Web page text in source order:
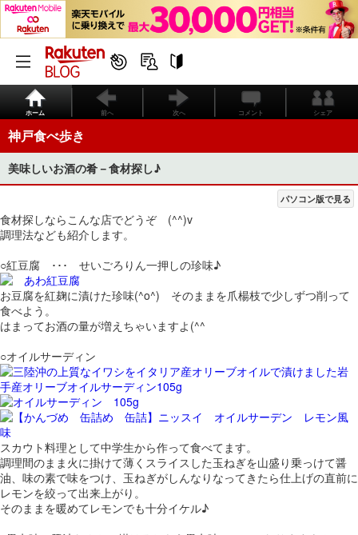
ホーム 前へ 次へ コメント シェア
神戸食べ歩き
美味しいお酒の肴－食材探し♪
パソコン版で見る
食材探しならこんな店でどうぞ (^^)v
調理法なども紹介します。
○紅豆腐 ･･･ せいごろりん一押しの珍味♪
お豆腐を紅麹に漬けた珍味(^o^) そのままを爪楊枝で少しずつ削って
食べよう。
はまってお酒の量が増えちゃいますよ(^^ゞ
○オイルサーディン
スカウト料理として中学生から作って食べてます。
調理間のまま火に掛けて薄くスライスした玉ねぎを山盛り乗っけて醤
油、味の素で味をつけ、玉ねぎがしんなりなってきたら仕上げの直前に
レモンを絞って出来上がり。
そのままを暖めてレモンでも十分イケル♪